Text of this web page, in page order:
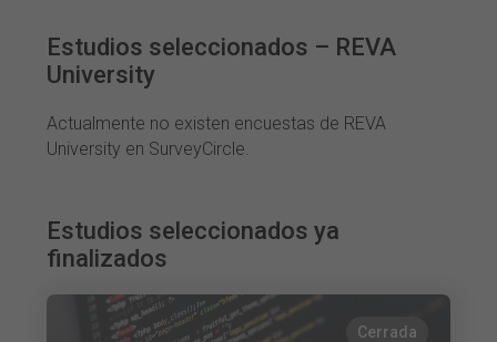
Estudios seleccionados – REVA
University
Actualmente no existen encuestas de REVA
University en SurveyCircle.
Estudios seleccionados ya
finalizados
Cerrada